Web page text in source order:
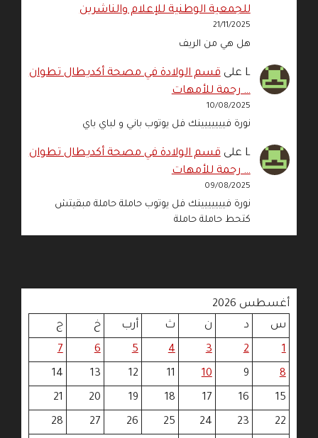
للجمعية الوطنية للإعلام والناشرين
21/11/2025
هل هي من الريف
L علىقسم الولادة في مصحة أكديطال تطوان
… رحمة للأمهات
10/08/2025
نورة فييييييينك فل يوتوب باني و لباي باي
L علىقسم الولادة في مصحة أكديطال تطوان
… رحمة للأمهات
09/08/2025
نورة فييييييينك فل يوتوب حاملة حاملة مبقيتش
كتحط حاملة حاملة
أغسطس 2026
س
د ن ث أرب خ
ج
1
2
3
4
5
6
7
8
9
10
11
12
13
14
15
16
17
18
19
20
21
22
23
24
25
26
27
28